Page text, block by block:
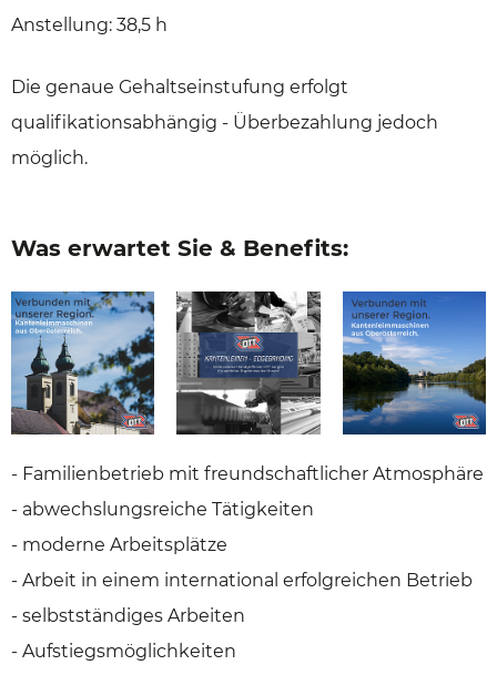
Anstellung: 38,5 h
Die genaue Gehaltseinstufung erfolgt
qualifikationsabhängig - Überbezahlung jedoch
möglich.
Was erwartet Sie & Benefits:
- Familienbetrieb mit freundschaftlicher Atmosphäre
- abwechslungsreiche Tätigkeiten
- moderne Arbeitsplätze
- Arbeit in einem international erfolgreichen Betrieb
- selbstständiges Arbeiten
- Aufstiegsmöglichkeiten